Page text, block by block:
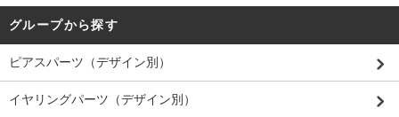
グループから探す
ピアスパーツ（デザイン別）
イヤリングパーツ（デザイン別）